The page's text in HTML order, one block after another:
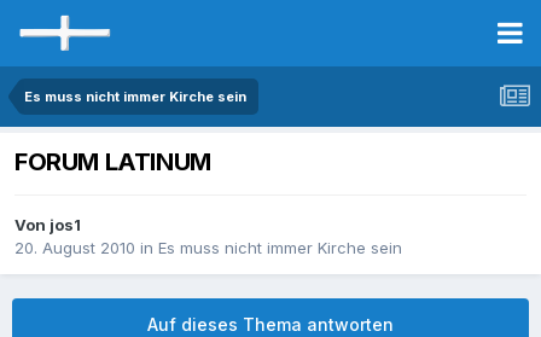
Es muss nicht immer Kirche sein
FORUM LATINUM
Von jos1
20. August 2010 in Es muss nicht immer Kirche sein
Auf dieses Thema antworten